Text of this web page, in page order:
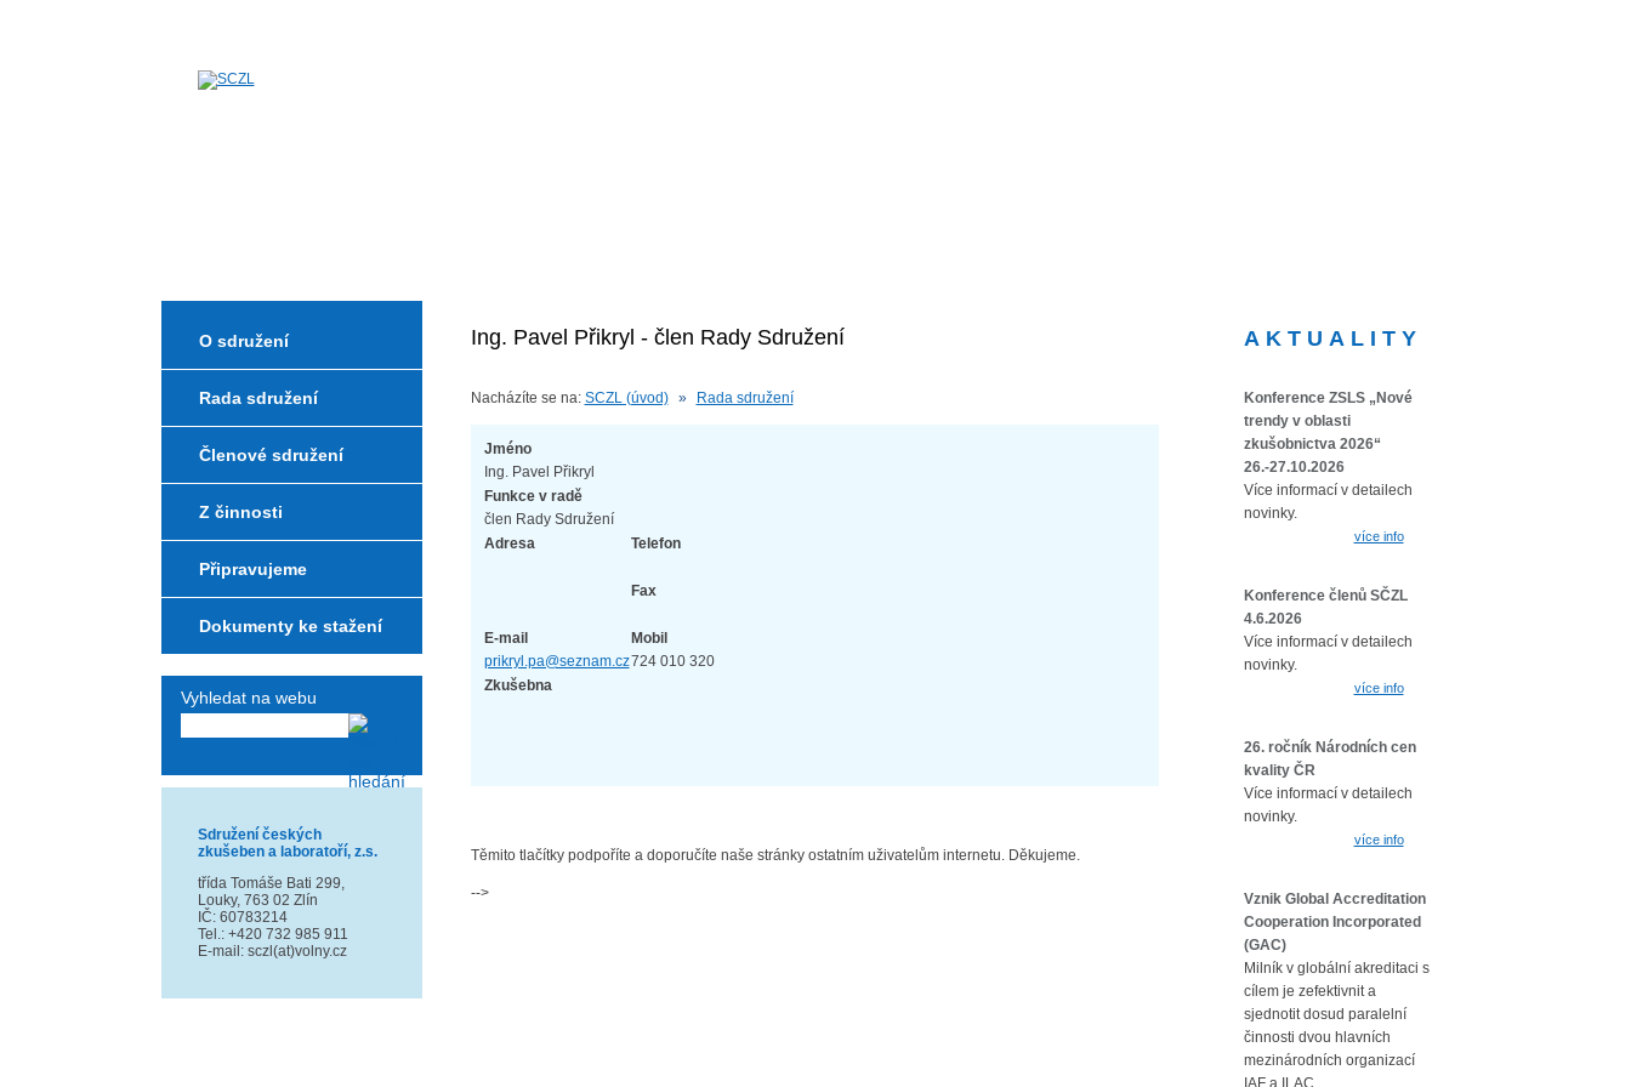
Ing. Pavel Přikryl - člen Rady Sdružení
Nacházíte se na: SCZL (úvod) » Rada sdružení
Jméno
Ing. Pavel Přikryl
Funkce v radě
člen Rady Sdružení
Adresa
Telefon
Fax
E-mail
prikryl.pa@seznam.cz
Mobil
724 010 320
Zkušebna
Těmito tlačítky podpoříte a doporučíte naše stránky ostatním uživatelům internetu. Děkujeme.
-->
O sdružení
Rada sdružení
Členové sdružení
Z činnosti
Připravujeme
Dokumenty ke stažení
Vyhledat na webu
Sdružení českých
zkušeben a laboratoří, z.s.
třída Tomáše Bati 299,
Louky, 763 02 Zlín
IČ: 60783214
Tel.: +420 732 985 911
E-mail: sczl(at)volny.cz
AKTUALITY
Konference ZSLS „Nové
trendy v oblasti
zkušobnictva 2026“
26.-27.10.2026
Více informací v detailech
novinky.
více info
Konference členů SČZL
4.6.2026
Více informací v detailech
novinky.
více info
26. ročník Národních cen
kvality ČR
Více informací v detailech
novinky.
více info
Vznik Global Accreditation
Cooperation Incorporated
(GAC)
Milník v globální akreditaci s
cílem je zefektivnit a
sjednotit dosud paralelní
činnosti dvou hlavních
mezinárodních organizací
IAF a ILAC.